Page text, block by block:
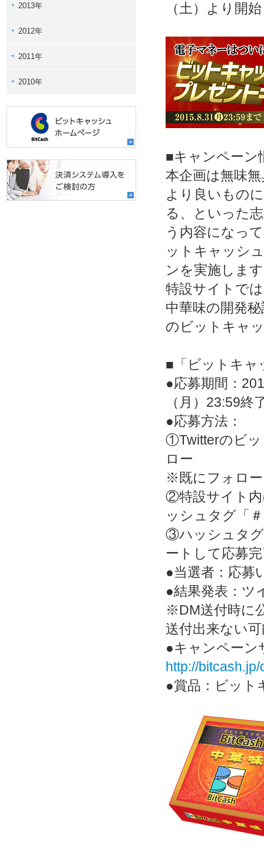
2013年
2012年
2011年
2010年
（土）より開
■キャンペーン
本企画は無味
より良いもの
る、といった
う内容になっ
ットキャッシ
ンを実施しま
特設サイトで
中華味の開発
のビットキャ
■「ビットキャ
●応募期間：
（月）23:59終
●応募方法：
①Twitterのビッ
ロー
※既にフォロ
②特設サイト内
ッシュタグ「
③ハッシュタグ
ートして応募
●当選者：応募
●結果発表：ツ
※DM送付時に
送付出来ない
●キャンペーン
http://
●賞品：ビット